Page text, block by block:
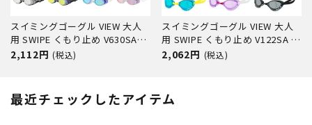
スイミングゴーグル VIEW 大人
用 SWIPE くもり止め V630SAM
水中メガネ ゴーグル 水中眼鏡
2,112円 (税込)
スイミングゴーグル VIEW 大人
用 SWIPE くもり止め V122SA 水
中メガネ ゴーグル 水中眼鏡 ス
2,062円 (税込)
最近チェックしたアイテム